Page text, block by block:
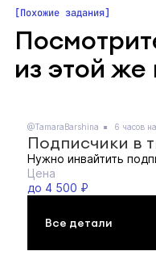
Похожие задания
из этой же
@TamaraBarshina 6 часов
Подписчики в
Нужно инвайтить
Цена
до 4 500 ₽
Все детали